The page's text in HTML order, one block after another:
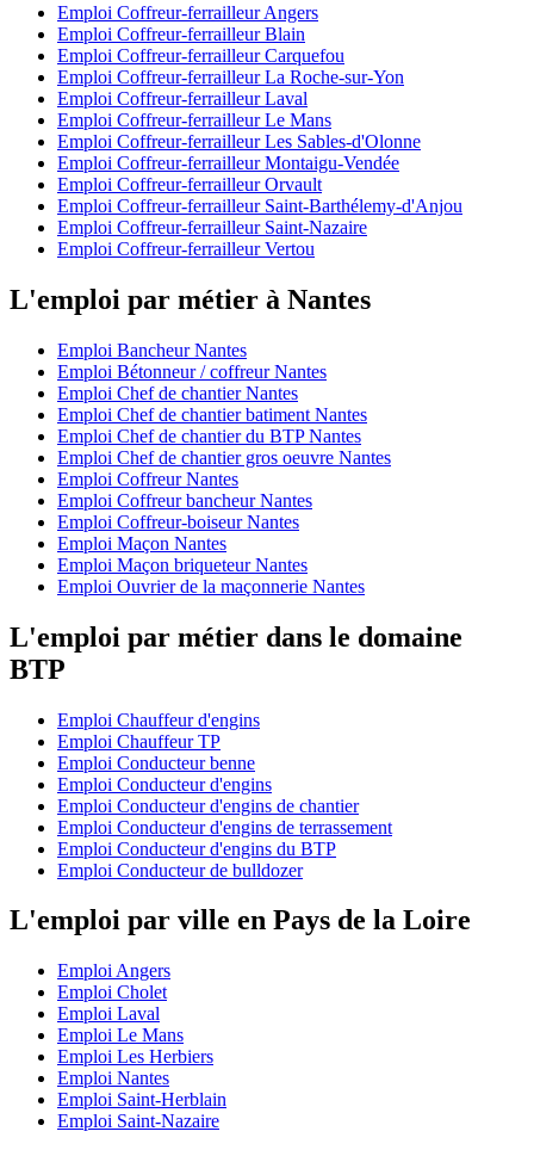
Emploi Coffreur-ferrailleur Angers
Emploi Coffreur-ferrailleur Blain
Emploi Coffreur-ferrailleur Carquefou
Emploi Coffreur-ferrailleur La Roche-sur-Yon
Emploi Coffreur-ferrailleur Laval
Emploi Coffreur-ferrailleur Le Mans
Emploi Coffreur-ferrailleur Les Sables-d'Olonne
Emploi Coffreur-ferrailleur Montaigu-Vendée
Emploi Coffreur-ferrailleur Orvault
Emploi Coffreur-ferrailleur Saint-Barthélemy-d'Anjou
Emploi Coffreur-ferrailleur Saint-Nazaire
Emploi Coffreur-ferrailleur Vertou
L'emploi par métier à Nantes
Emploi Bancheur Nantes
Emploi Bétonneur / coffreur Nantes
Emploi Chef de chantier Nantes
Emploi Chef de chantier batiment Nantes
Emploi Chef de chantier du BTP Nantes
Emploi Chef de chantier gros oeuvre Nantes
Emploi Coffreur Nantes
Emploi Coffreur bancheur Nantes
Emploi Coffreur-boiseur Nantes
Emploi Maçon Nantes
Emploi Maçon briqueteur Nantes
Emploi Ouvrier de la maçonnerie Nantes
L'emploi par métier dans le domaine
BTP
Emploi Chauffeur d'engins
Emploi Chauffeur TP
Emploi Conducteur benne
Emploi Conducteur d'engins
Emploi Conducteur d'engins de chantier
Emploi Conducteur d'engins de terrassement
Emploi Conducteur d'engins du BTP
Emploi Conducteur de bulldozer
L'emploi par ville en Pays de la Loire
Emploi Angers
Emploi Cholet
Emploi Laval
Emploi Le Mans
Emploi Les Herbiers
Emploi Nantes
Emploi Saint-Herblain
Emploi Saint-Nazaire